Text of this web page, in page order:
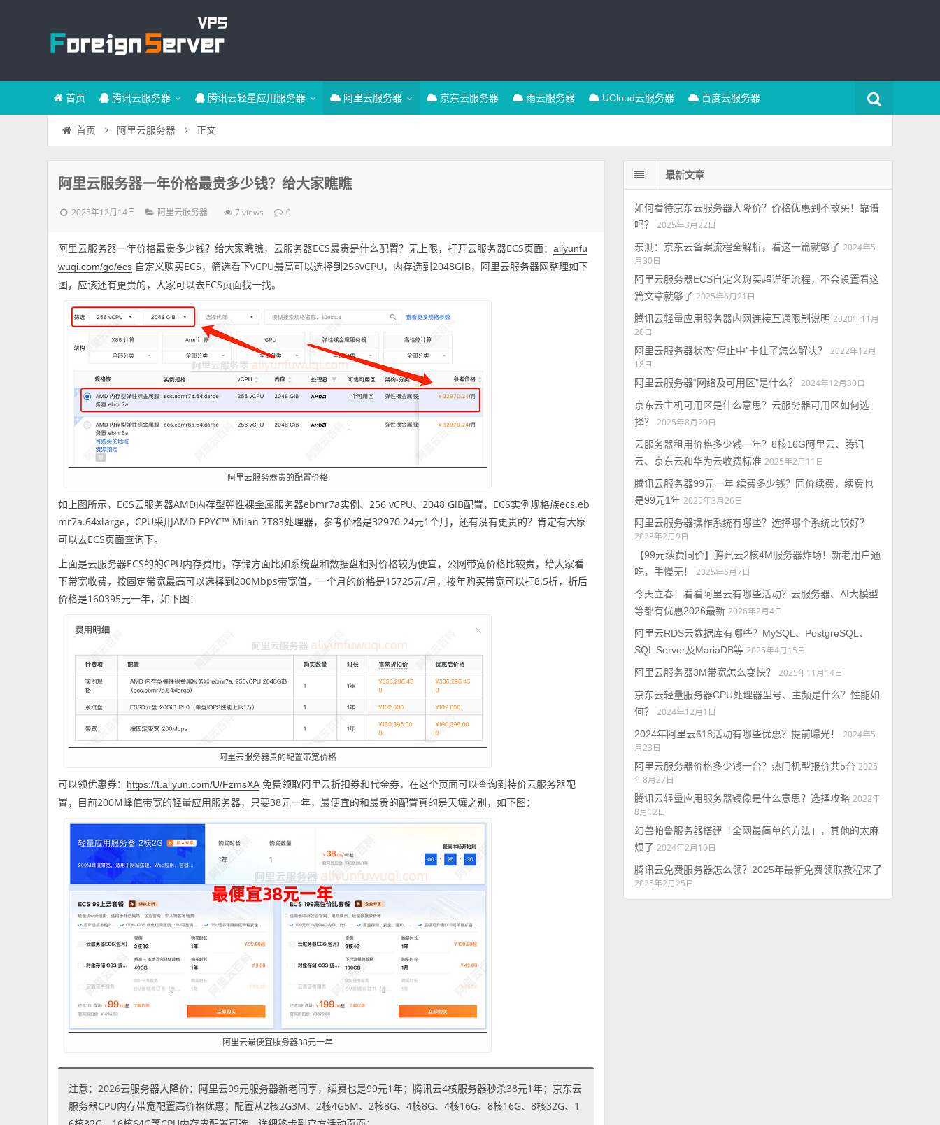
首页 腾讯云服务器 腾讯云轻量应用服务器 阿里云服务器 京东云服务器 雨云服务器 UCloud云服务器 百度云服务器
首页 阿里云服务器 正文
阿里云服务器一年价格最贵多少钱？给大家瞧瞧
2025年12月14日 阿里云服务器 7 views 0
阿里云服务器一年价格最贵多少钱？给大家瞧瞧，云服务器ECS最贵是什么配置？无上限，打开云服务器ECS页面：aliyunfu
wuqi.com/go/ecs 自定义购买ECS，筛选看下vCPU最高可以选择到256vCPU，内存选到2048GiB，阿里云服务器网整理如下
图，应该还有更贵的，大家可以去ECS页面找一找。
阿里云服务器贵的配置价格
如上图所示，ECS云服务器AMD内存型弹性裸金属服务器ebmr7a实例、256 vCPU、2048 GiB配置，ECS实例规格族ecs.eb
mr7a.64xlarge，CPU采用AMD EPYC™ Milan 7T83处理器，参考价格是32970.24元1个月，还有没有更贵的？肯定有大家
可以去ECS页面查询下。
上面是云服务器ECS的的CPU内存费用，存储方面比如系统盘和数据盘相对价格较为便宜，公网带宽价格比较贵，给大家看
下带宽收费，按固定带宽最高可以选择到200Mbps带宽值，一个月的价格是15725元/月，按年购买带宽可以打8.5折，折后
价格是160395元一年，如下图：
阿里云服务器贵的配置带宽价格
可以领优惠券： https://t.aliyun.com/U/FzmsXA免费领取阿里云折扣券和代金券，在这个页面可以查询到特价云服务器配
置，目前200M峰值带宽的轻量应用服务器，只要38元一年，最便宜的和最贵的配置真的是天壤之别，如下图：
阿里云最便宜服务器38元一年
注意：2026云服务器大降价：阿里云99元服务器新老同享，续费也是99元1年；腾讯云4核服务器秒杀38元1年；京东云
服务器CPU内存带宽配置高价格优惠；配置从2核2G3M、2核4G5M、2核8G、4核8G、4核16G、8核16G、8核32G、1
最新文章
如何看待京东云服务器大降价？价格优惠到不敢买！靠谱
吗？
2025年3月22日
亲测：京东云备案流程全解析，看这一篇就够了 2024年5
月30日
阿里云服务器ECS自定义购买超详细流程，不会设置看这
篇文章就够了 2025年6月21日
腾讯云轻量应用服务器内网连接互通限制说明 2020年11月
20日
阿里云服务器状态“停止中”卡住了怎么解决？
2022年12月
18日
阿里云服务器“网络及可用区”是什么？
2024年12月30日
京东云主机可用区是什么意思？云服务器可用区如何选
择？
2025年8月20日
云服务器租用价格多少钱一年？8核16G阿里云、腾讯
云、京东云和华为云收费标准 2025年2月11日
腾讯云服务器99元一年 续费多少钱？同价续费，续费也
是99元1年 2025年3月26日
阿里云服务器操作系统有哪些？选择哪个系统比较好？
2023年2月9日
【99元续费同价】腾讯云2核4M服务器炸场！新老用户通
吃，手慢无！
2025年6月7日
今天立春！看看阿里云有哪些活动？云服务器、AI大模型
等都有优惠2026最新 2026年2月4日
阿里云RDS云数据库有哪些？MySQL、PostgreSQL、
SQL Server及MariaDB等 2025年4月15日
阿里云服务器3M带宽怎么变快？
2025年11月14日
京东云轻量服务器CPU处理器型号、主频是什么？性能如
何？
2024年12月1日
2024年阿里云618活动有哪些优惠？提前曝光！
2024年5
月23日
阿里云服务器价格多少钱一台？热门机型报价共5台 2025
年8月27日
腾讯云轻量应用服务器镜像是什么意思？选择攻略 2022年
8月12日
幻兽帕鲁服务器搭建「全网最简单的方法」，其他的太麻
烦了 2024年2月10日
腾讯云免费服务器怎么领？2025年最新免费领取教程来了
2025年2月25日